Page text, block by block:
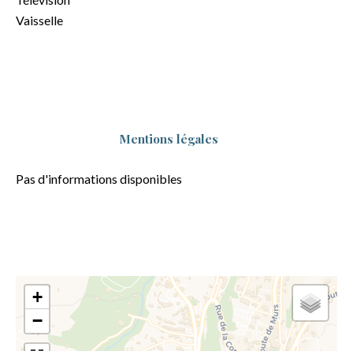
Vaisselle
Mentions légales
Pas d'informations disponibles
+
−